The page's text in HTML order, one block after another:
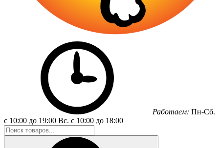
Работаем: Пн-Сб.
с 10:00 до 19:00 Вс. с 10:00 до 18:00